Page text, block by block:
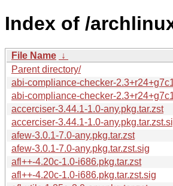
Index of /
File Name ↓
Parent directory/
abi-compliance-checker-
abi-compliance-checker-
accerciser-3.44.1-1.0-any.pkg.tar.zst
accerciser-3.44.1-1.0-
afew-3.0.1-7.0-any.pkg.tar.zst
afew-3.0.1-7.0-any.pkg.tar.zst.sig
afl++-4.20c-1.0-i686.pkg.tar.zst
afl++-4.20c-1.0-i686.pkg.tar.zst.sig